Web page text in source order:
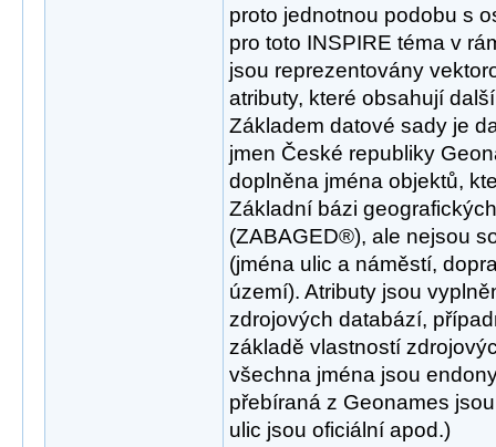
proto jednotnou podobu s
pro toto INSPIRE téma v
jsou reprezentovány
atributy, které obsahují
Základem datové sady je
jmen České republiky
doplněna jména objektů,
Základní bázi
(ZABAGED®), ale nejsou
(jména ulic a náměstí,
území). Atributy jsou
zdrojových databází,
základě vlastností
všechna jména jsou
přebíraná z Geonames
ulic jsou oficiální apod.)